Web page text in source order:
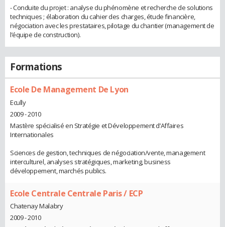
- Conduite du projet : analyse du phénomène et recherche de solutions
techniques ; élaboration du cahier des charges, étude financière,
négociation avec les prestataires, pilotage du chantier (management de
l’équipe de construction).
Formations
Ecole De Management De Lyon
Ecully
2009 - 2010
Mastère spécialisé en Stratégie et Développement d’Affaires
Internationales
Sciences de gestion, techniques de négociation/vente, management
interculturel, analyses stratégiques, marketing, business
développement, marchés publics.
Ecole Centrale Centrale Paris / ECP
Chatenay Malabry
2009 - 2010